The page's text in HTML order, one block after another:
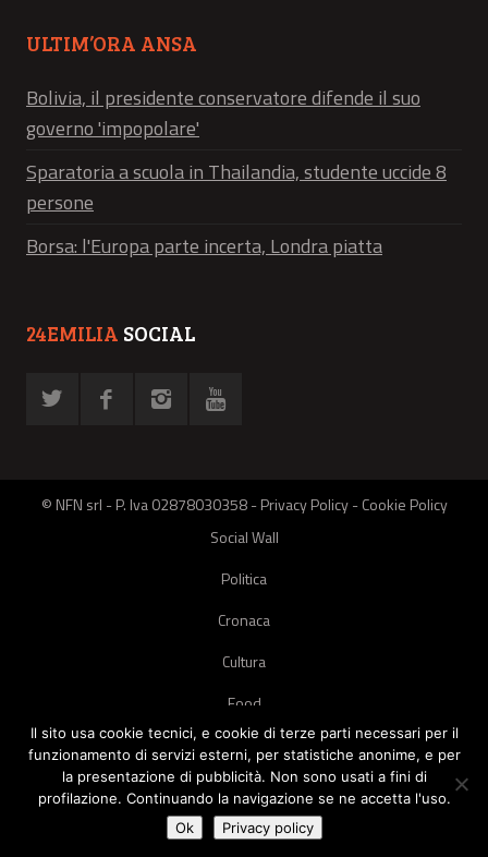
ULTIM’ORA ANSA
Bolivia, il presidente conservatore difende il suo
governo 'impopolare'
Sparatoria a scuola in Thailandia, studente uccide 8
persone
Borsa: l'Europa parte incerta, Londra piatta
24EMILIA SOCIAL
© NFN srl - P. Iva 02878030358 -Privacy Policy-Cookie Policy
Social Wall
Politica
Cronaca
Cultura
Food
Green
Pets
Street Style
Il sito usa cookie tecnici, e cookie di terze parti necessari per il
funzionamento di servizi esterni, per statistiche anonime, e per
la presentazione di pubblicità. Non sono usati a fini di
profilazione. Continuando la navigazione se ne accetta l'uso.
Ok
Privacy policy